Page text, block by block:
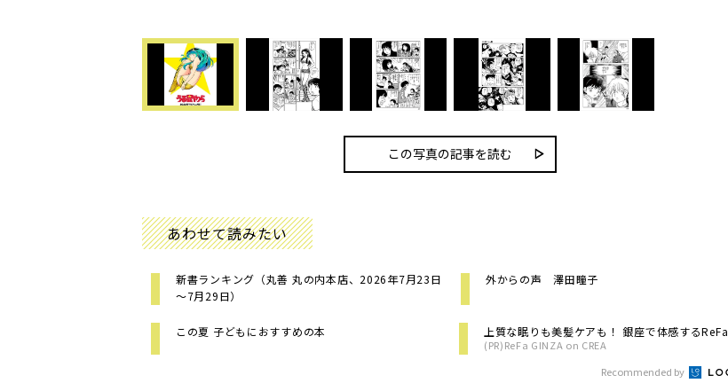
この写真の記事を読む
あわせて読みたい
新書ランキング（丸善 丸の内本店、2026年7月23日
～7月29日）
外からの声 澤田瞳子
この夏 子どもにおすすめの本 上質な眠りも美髪ケアも！ 銀座で体感するReFa
(PR)ReFa GINZA on CREA
Recommended by